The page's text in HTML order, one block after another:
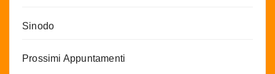
Sinodo
Prossimi Appuntamenti